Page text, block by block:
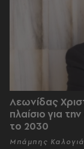
Λεωνίδας
πλαίσιο για
το 2030
Μπάμπης